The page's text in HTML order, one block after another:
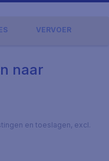
VERVOER
naar
en toeslagen, excl.